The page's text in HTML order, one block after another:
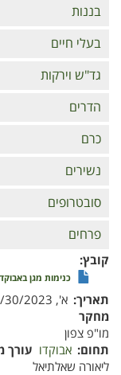
בננות
בעלי חיים
גד"ש וירקות
הדרים
כרם
נשירים
סובטרופים
פרחים
קובץ
כנימות מגן באבוקדו
תאריך א', 04/30/2023 - 12:00
מחקר
מו"פ צפון
תחום אבוקדו עורך
ליאורה שאלתיאל